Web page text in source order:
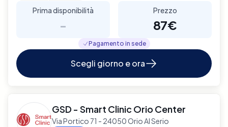
Prima disponibilità
-
Prezzo
87€
Pagamento in sede
Scegli giorno e ora
GSD - Smart Clinic Orio Center
Via Portico 71 - 24050 Orio Al Serio